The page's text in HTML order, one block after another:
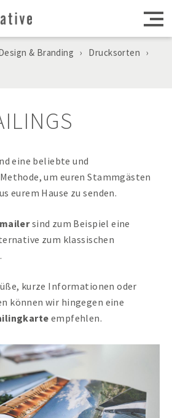
DEMO ANFRAGEN
& Branding › Drucksorten ›
eine beliebte und
um euren Stammgästen
eurem Hause zu senden.
sind zum Beispiel eine
zum klassischen
kurze Informationen oder
können wir hingegen eine
empfehlen.